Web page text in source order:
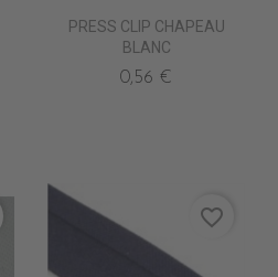
PRESS CLIP CHAPEAU
BLANC
0,56 €
favorite_border